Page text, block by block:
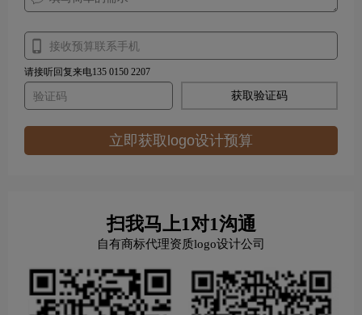
请接听回复来电135 0150 2207
获取验证码
立即获取logo设计预算
扫我马上1对1沟通
自有商标代理资质logo设计公司